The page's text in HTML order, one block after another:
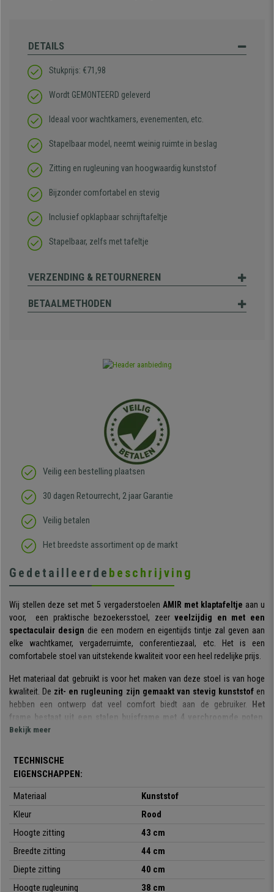
DETAILS
Stukprijs: €71,98
Wordt GEMONTEERD geleverd
Ideaal voor wachtkamers, evenementen, etc.
Stapelbaar model, neemt weinig ruimte in beslag
Zitting en rugleuning van hoogwaardig kunststof
Bijzonder comfortabel en stevig
Inclusief opklapbaar schrijftafeltje
Stapelbaar, zelfs met tafeltje
VERZENDING & RETOURNEREN
BETAALMETHODEN
Veilig een bestelling plaatsen
30 dagen Retourrecht, 2 jaar Garantie
Veilig betalen
Het breedste assortiment op de markt
Gedetailleerde beschrijving
Wij stellen deze set met 5 vergaderstoelen AMIR met klaptafeltje aan u
voor, een praktische bezoekersstoel, zeerveelzijdig en met een
spectaculair design die een modern en eigentijds tintje zal geven aan
elke wachtkamer, vergaderruimte, conferentiezaal, etc. Het is een
comfortabele stoel van uitstekende kwaliteit voor een heel redelijke prijs.
Het materiaal dat gebruikt is voor het maken van deze stoel is van hoge
kwaliteit. De zit- en rugleuning zijn gemaakt van stevig kunststofen
hebben een ontwerp dat veel comfort biedt aan de gebruiker. Het
frame bestaat uit een stalen buisframe met 4 verchroomde poten
Kortom, ze zijn perfect om klanten of gasten een comfortabele en
Het is een zeer
gebruikt in vergaderingen, met klanten, in wachtkamers, recepties op
kantoor, conferenties of evenementen, etc. Bovendien is hij
bij uw smaak, behoeften en de omgeving.
Opgemerkt moet worden dat dit
schrijftafeltje dat erg handig is om notities te maken
kwaliteit, comfort en veelzijdigheid voor een onverslaanbare prijs, die u
Bekijk meer
TECHNISCHE
EIGENSCHAPPEN:
Materiaal
Kunststof
Kleur
Rood
Hoogte zitting
43 cm
Breedte zitting
44 cm
Diepte zitting
40 cm
Hoogte rugleuning
38 cm